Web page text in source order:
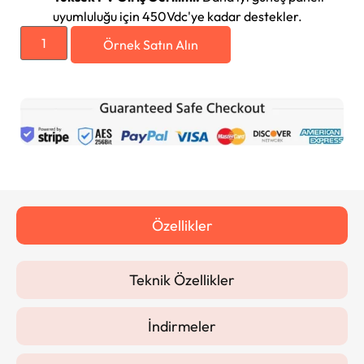
uyumluluğu için 450Vdc'ye kadar destekler.
Örnek Satın Alın
Özellikler
Teknik Özellikler
İndirmeler